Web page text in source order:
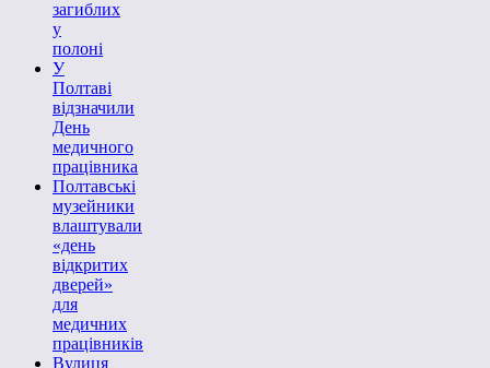
загиблих
у
полоні
У
Полтаві
відзначили
День
медичного
працівника
Полтавські
музейники
влаштували
«день
відкритих
дверей»
для
медичних
працівників
Вулиця